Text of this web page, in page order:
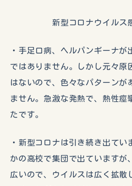
新型コロナウイルス感染
・手足口病、ヘルパンギーナが
ではありません。しかし元々原
はないので、色々なパターンが
ません。急激な発熱で、熱性痙
たです。
・新型コロナは引き続き出てい
かの高校で集団で出ていますが
広いので、ウイルスは広く拡散